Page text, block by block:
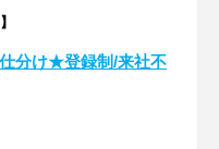
仕分け★登録制/来社不